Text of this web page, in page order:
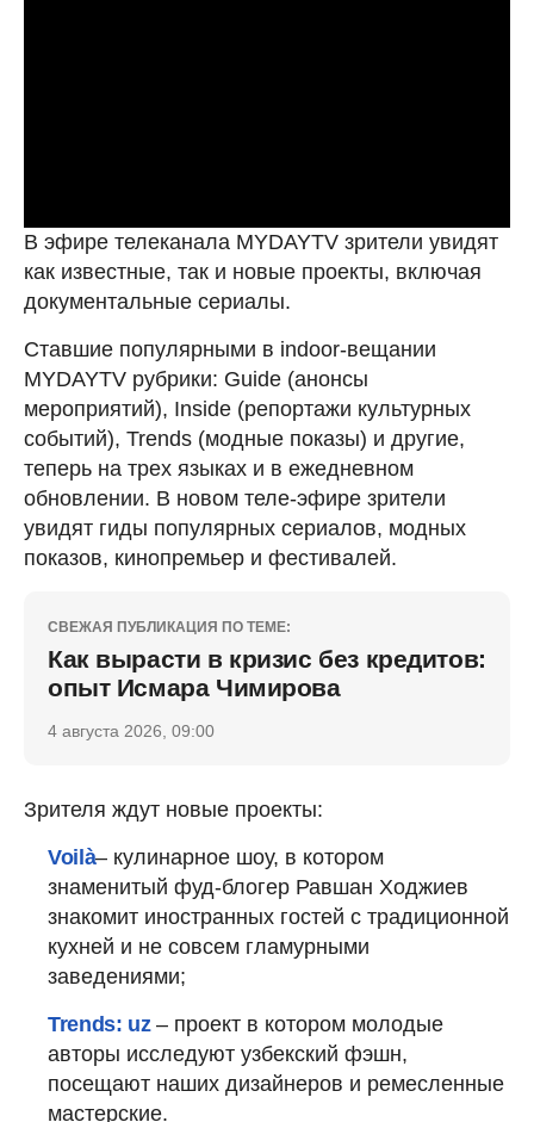
В эфире телеканала MYDAYTV зрители увидят
как известные, так и новые проекты, включая
документальные сериалы.
Ставшие популярными в indoor-вещании
MYDAYTV рубрики: Guide (анонсы
мероприятий), Inside (репортажи культурных
событий), Trends (модные показы) и другие,
теперь на трех языках и в ежедневном
обновлении. В новом теле-эфире зрители
увидят гиды популярных сериалов, модных
показов, кинопремьер и фестивалей.
СВЕЖАЯ ПУБЛИКАЦИЯ ПО ТЕМЕ:
Как вырасти в кризис без кредитов:
опыт Исмара Чимирова
4 августа 2026, 09:00
Зрителя ждут новые проекты:
Voilà– кулинарное шоу, в котором
знаменитый фуд-блогер Равшан Ходжиев
знакомит иностранных гостей с традиционной
кухней и не совсем гламурными
заведениями;
Trends: uz– проект в котором молодые
авторы исследуют узбекский фэшн,
посещают наших дизайнеров и ремесленные
мастерские.